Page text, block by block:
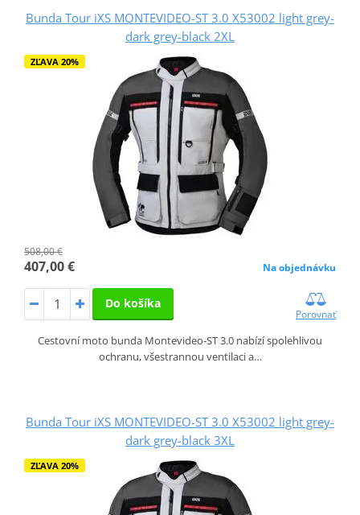
Bunda Tour iXS MONTEVIDEO-ST 3.0 X53002 light grey-
dark grey-black 2XL
ZĽAVA 20%
508,00 €
407,00 € Na objednávku
Do košíka
Porovnať
Cestovní moto bunda Montevideo‑ST 3.0 nabízí spolehlivou
ochranu, všestrannou ventilaci a…
Bunda Tour iXS MONTEVIDEO-ST 3.0 X53002 light grey-
dark grey-black 3XL
ZĽAVA 20%